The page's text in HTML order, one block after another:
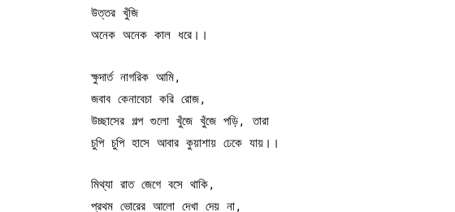
উত্তর খুঁজি
অনেক অনেক কাল ধরে।।
ক্ষুদার্ত নাগরিক আমি,
জবাব কেনাবেচা করি রোজ,
উচ্ছাসের গল্প গুলো খুঁজে খুঁজে পড়ি, তারা
চুপি চুপি হাসে আবার কুয়াশায় ঢেকে যায়।।
মিথ্যা রাত জেগে বসে থাকি,
প্রথম ভোরের আলো দেখা দেয় না,